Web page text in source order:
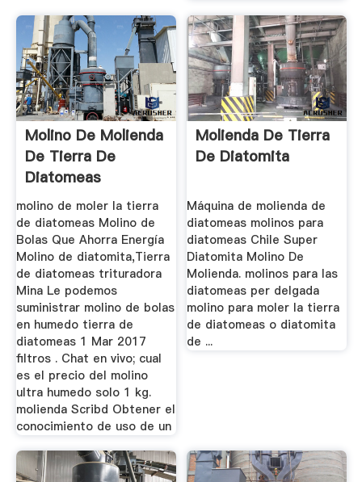
Molino De Molienda
De Tierra De
Diatomeas
molino de moler la tierra
de diatomeas Molino de
Bolas Que Ahorra Energía
Molino de diatomita,Tierra
de diatomeas trituradora
Mina Le podemos
suministrar molino de bolas
en humedo tierra de
diatomeas 1 Mar 2017
filtros . Chat en vivo; cual
es el precio del molino
ultra humedo solo 1 kg.
molienda Scribd Obtener el
conocimiento de uso de un
Molienda De Tierra
De Diatomita
Máquina de molienda de
diatomeas molinos para
diatomeas Chile Super
Diatomita Molino De
Molienda. molinos para las
diatomeas per delgada
molino para moler la tierra
de diatomeas o diatomita
de ...